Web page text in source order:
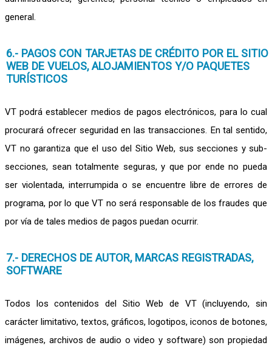
general.
6.- PAGOS CON TARJETAS DE CRÉDITO POR EL SITIO
WEB DE VUELOS, ALOJAMIENTOS Y/O PAQUETES
TURÍSTICOS
VT podrá establecer medios de pagos electrónicos, para lo cual
procurará ofrecer seguridad en las transacciones. En tal sentido,
VT no garantiza que el uso del Sitio Web, sus secciones y sub-
secciones, sean totalmente seguras, y que por ende no pueda
ser violentada, interrumpida o se encuentre libre de errores de
programa, por lo que VT no será responsable de los fraudes que
por vía de tales medios de pagos puedan ocurrir.
7.- DERECHOS DE AUTOR, MARCAS REGISTRADAS,
SOFTWARE
Todos los contenidos del Sitio Web de VT (incluyendo, sin
carácter limitativo, textos, gráficos, logotipos, iconos de botones,
imágenes, archivos de audio o video y software) son propiedad